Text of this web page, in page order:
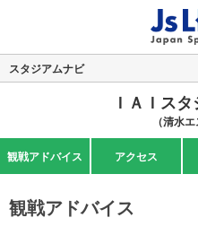
スタジアムナビ
ＩＡＩス
（清水
観戦アドバイス アクセス
観戦アドバイス